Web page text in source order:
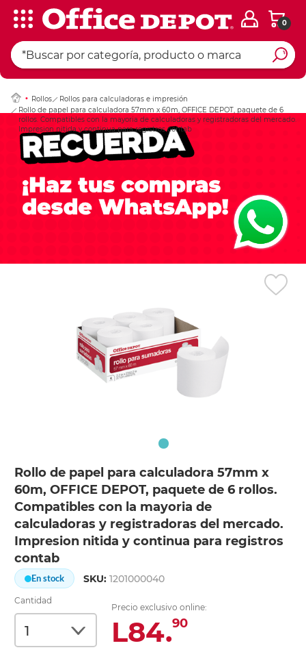
0
Rollos
Rollos para calculadoras e impresión
Rollo de papel para calculadora 57mm x 60m, OFFICE DEPOT, paquete de 6
rollos. Compatibles con la mayoria de calculadoras y registradoras del mercado.
Impresion nitida y continua para registros contab
Rollo de papel para calculadora 57mm x
60m, OFFICE DEPOT, paquete de 6 rollos.
Compatibles con la mayoria de
calculadoras y registradoras del mercado.
Impresion nitida y continua para registros
contab
En stock SKU:1201000040
Cantidad
Precio exclusivo online:
L84.90
Ingresar Codigo